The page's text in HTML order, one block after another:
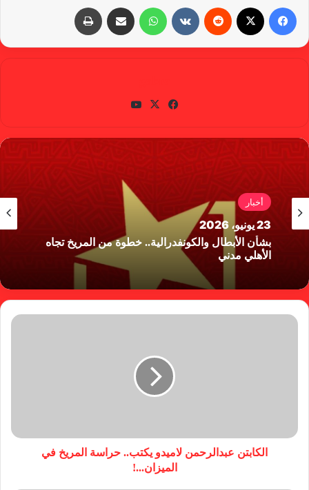
واتساب
في
وك
X
أخبار
23 يونيو، 2026
بشأن الأبطال والكونفدرالية.. خطوة من المريخ تجاه
الأهلي مدني
الكابتن عبدالرحمن لاميدو يكتب.. حراسة المريخ في
الميزان...!